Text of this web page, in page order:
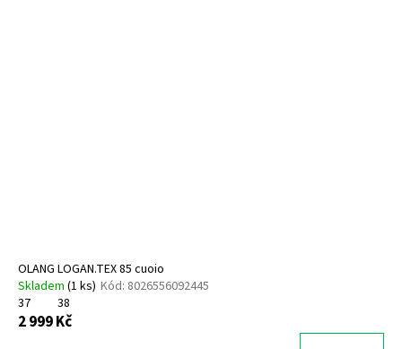
OLANG LOGAN.TEX 85 cuoio
Skladem (1 ks) Kód: 8026556092445
37
38
2 999 Kč